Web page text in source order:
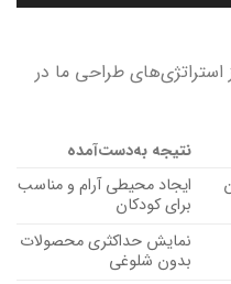
استراتژی‌های طراحی ما در
نتیجه به‌دست‌آمده
ایجاد محیطی آرام و مناسب
برای کودکان
نمایش حداکثری محصولات
بدون شلوغی